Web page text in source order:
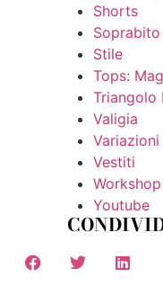
Shorts
Soprabito
Stile
Tops:
Triangolo
Valigia
Variazioni
Vestiti
Workshop
Youtube